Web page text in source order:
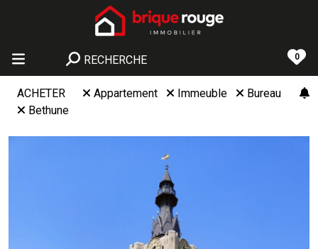
RECHERCHE 0
ACHETER Appartement Immeuble
Bureau
Bethune